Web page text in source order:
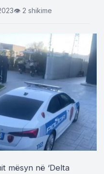
👁 2 shikime
mësyn në ‘Delta